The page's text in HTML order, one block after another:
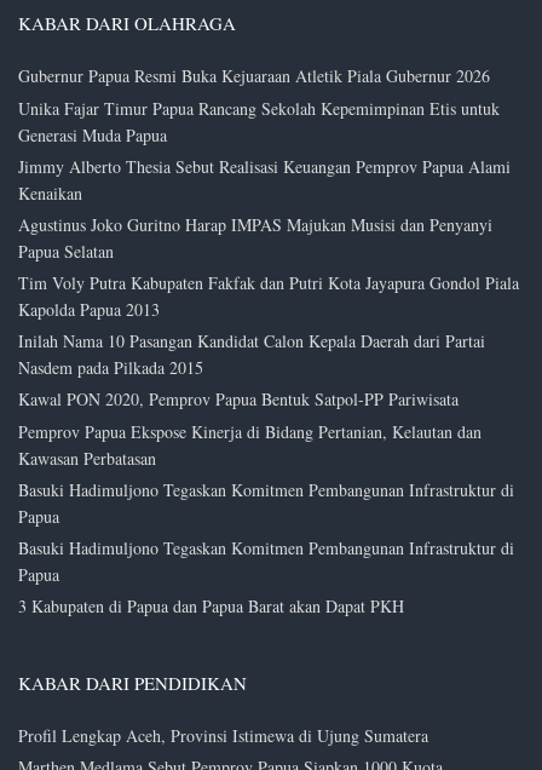
KABAR DARI OLAHRAGA
Gubernur Papua Resmi Buka Kejuaraan Atletik Piala Gubernur 2026
Unika Fajar Timur Papua Rancang Sekolah Kepemimpinan Etis untuk
Generasi Muda Papua
Jimmy Alberto Thesia Sebut Realisasi Keuangan Pemprov Papua Alami
Kenaikan
Agustinus Joko Guritno Harap IMPAS Majukan Musisi dan Penyanyi
Papua Selatan
Tim Voly Putra Kabupaten Fakfak dan Putri Kota Jayapura Gondol Piala
Kapolda Papua 2013
Inilah Nama 10 Pasangan Kandidat Calon Kepala Daerah dari Partai
Nasdem pada Pilkada 2015
Kawal PON 2020, Pemprov Papua Bentuk Satpol-PP Pariwisata
Pemprov Papua Ekspose Kinerja di Bidang Pertanian, Kelautan dan
Kawasan Perbatasan
Basuki Hadimuljono Tegaskan Komitmen Pembangunan Infrastruktur di
Papua
Basuki Hadimuljono Tegaskan Komitmen Pembangunan Infrastruktur di
Papua
3 Kabupaten di Papua dan Papua Barat akan Dapat PKH
KABAR DARI PENDIDIKAN
Profil Lengkap Aceh, Provinsi Istimewa di Ujung Sumatera